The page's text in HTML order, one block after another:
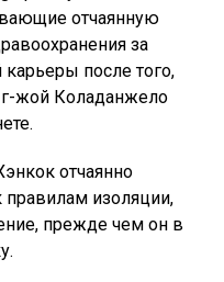
отчаянную
за
карьеры после того,
г-жой Коладанжело
отчаянно
правилам изоляции,
прежде чем он в